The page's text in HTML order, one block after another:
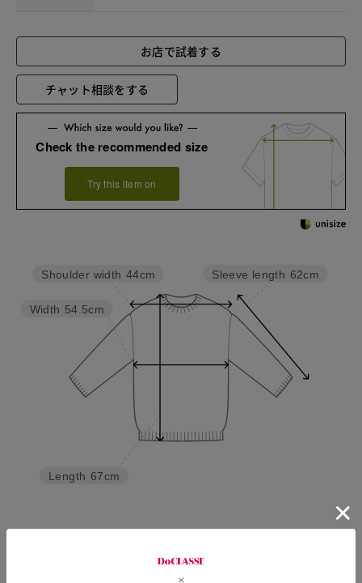
お店で試着する
チャット相談をする
Check the recommended size
Try this item on
Sleeve length 62cm
Length 67cm
Width 54.5cm
Shoulder width 44cm